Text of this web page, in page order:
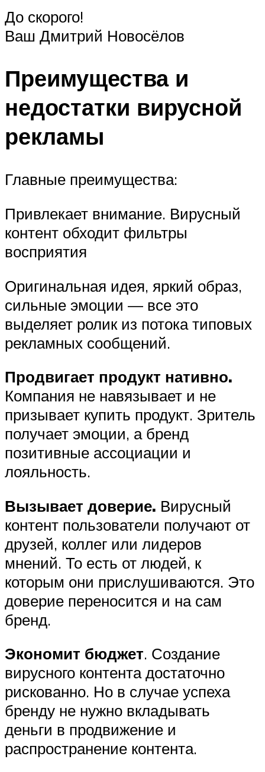
До скорого!
Ваш Дмитрий Новосёлов
Преимущества и
недостатки вирусной
рекламы
Главные преимущества:
Привлекает внимание. Вирусный
контент обходит фильтры
восприятия
Оригинальная идея, яркий образ,
сильные эмоции — все это
выделяет ролик из потока типовых
рекламных сообщений.
Продвигает продукт нативно.
Компания не навязывает и не
призывает купить продукт. Зритель
получает эмоции, а бренд
позитивные ассоциации и
лояльность.
Вызывает доверие. Вирусный
контент пользователи получают от
друзей, коллег или лидеров
мнений. То есть от людей, к
которым они прислушиваются. Это
доверие переносится и на сам
бренд.
Экономит бюджет. Создание
вирусного контента достаточно
рискованно. Но в случае успеха
бренду не нужно вкладывать
деньги в продвижение и
распространение контента.